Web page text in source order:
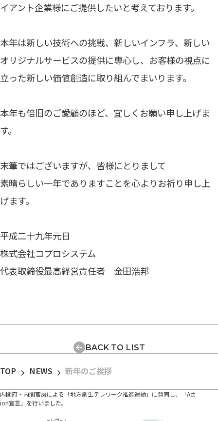
イアント企業様にご提供したいと考えております。
本年は新しい技術への挑戦、新しいインフラ、新しい
オリジナルサービスの提供に専心し、お客様の視点に
立った新しい価値創造に取り組んでまいります。
本年も倍旧のご愛顧のほど、宜しくお願い申し上げま
す。
末筆ではございますが、皆様にとりまして
素晴らしい一年でありますことを心よりお祈り申し上
げます。
平成二十九年元日
株式会社コプロシステム
代表取締役最高経営責任者 金田浩邦
BACK TO LIST
TOP NEWS 新年のご挨拶
内閣府・内閣官房による「地方創生テレワーク推進運動」に賛同し、「Act
ion宣言」を行いました。